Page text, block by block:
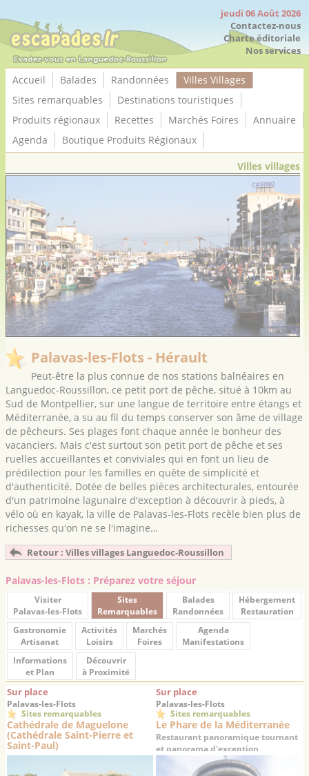
jeudi 06 Août 2026
Contactez-nous
Charte éditoriale
Nos services
Accueil Balades Randonnées
Villes Villages
Sites remarquables
Destinations touristiques
Produits régionaux
Recettes Marchés Foires
Annuaire
Agenda
Boutique Produits Régionaux
Villes villages
Palavas-les-Flots - Hérault
Peut-être la plus connue de nos stations balnéaires en
Languedoc-Roussillon, ce petit port de pêche, situé à 10km au
Sud de Montpellier, sur une langue de territoire entre étangs et
Méditerranée, a su au fil du temps conserver son âme de village
de pêcheurs. Ses plages font chaque année le bonheur des
vacanciers. Mais c'est surtout son petit port de pêche et ses
ruelles accueillantes et conviviales qui en font un lieu de
prédilection pour les familles en quête de simplicité et
d'authenticité. Dotée de belles pièces architecturales, entourée
d'un patrimoine lagunaire d'exception à découvrir à pieds, à
vélo où en kayak, la ville de Palavas-les-Flots recèle bien plus de
richesses qu'on ne se l'imagine…
Retour : Villes villages Languedoc-Roussillon
Palavas-les-Flots : Préparez votre séjour
Visiter
Palavas-les-Flots
Sites
Remarquables
Balades
Randonnées
Hébergement
Restauration
Gastronomie
Artisanat
Activités
Loisirs
Marchés
Foires
Agenda
Manifestations
Informations
et Plan
Découvrir
à Proximité
Sur place
Palavas-les-Flots
Sites remarquables
Cathédrale de Maguelone
(Cathédrale Saint-Pierre et
Saint-Paul)
La cathédrale des sables : un haut
lieu de la chrétienté médiévale
Sur place
Palavas-les-Flots
Sites remarquables
Le Phare de la Méditerranée
Restaurant panoramique tournant
et panorama d'exception